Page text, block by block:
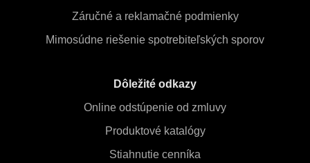
Záručné a reklamačné podmienky
Mimosúdne riešenie spotrebiteľských sporov
Dôležité odkazy
Online odstúpenie od zmluvy
Produktové katalógy
Stiahnutie cenníka